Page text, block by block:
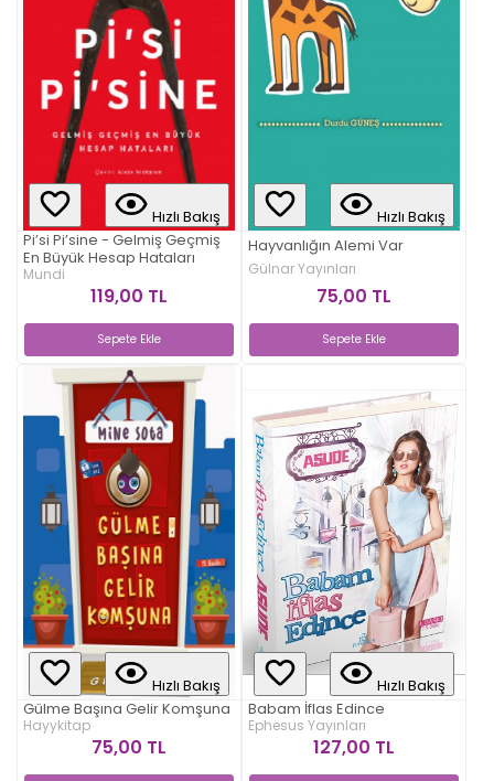
Hızlı Bakış
Pi’si Pi’sine - Gelmiş Geçmiş
En Büyük Hesap Hataları
Mundi
119,00 TL
Sepete Ekle
Hızlı Bakış
Hayvanlığın Alemi Var
Gülnar Yayınları
75,00 TL
Sepete Ekle
Hızlı Bakış
Gülme Başına Gelir Komşuna
Hayykitap
75,00 TL
Hızlı Bakış
Babam İflas Edince
Ephesus Yayınları
127,00 TL